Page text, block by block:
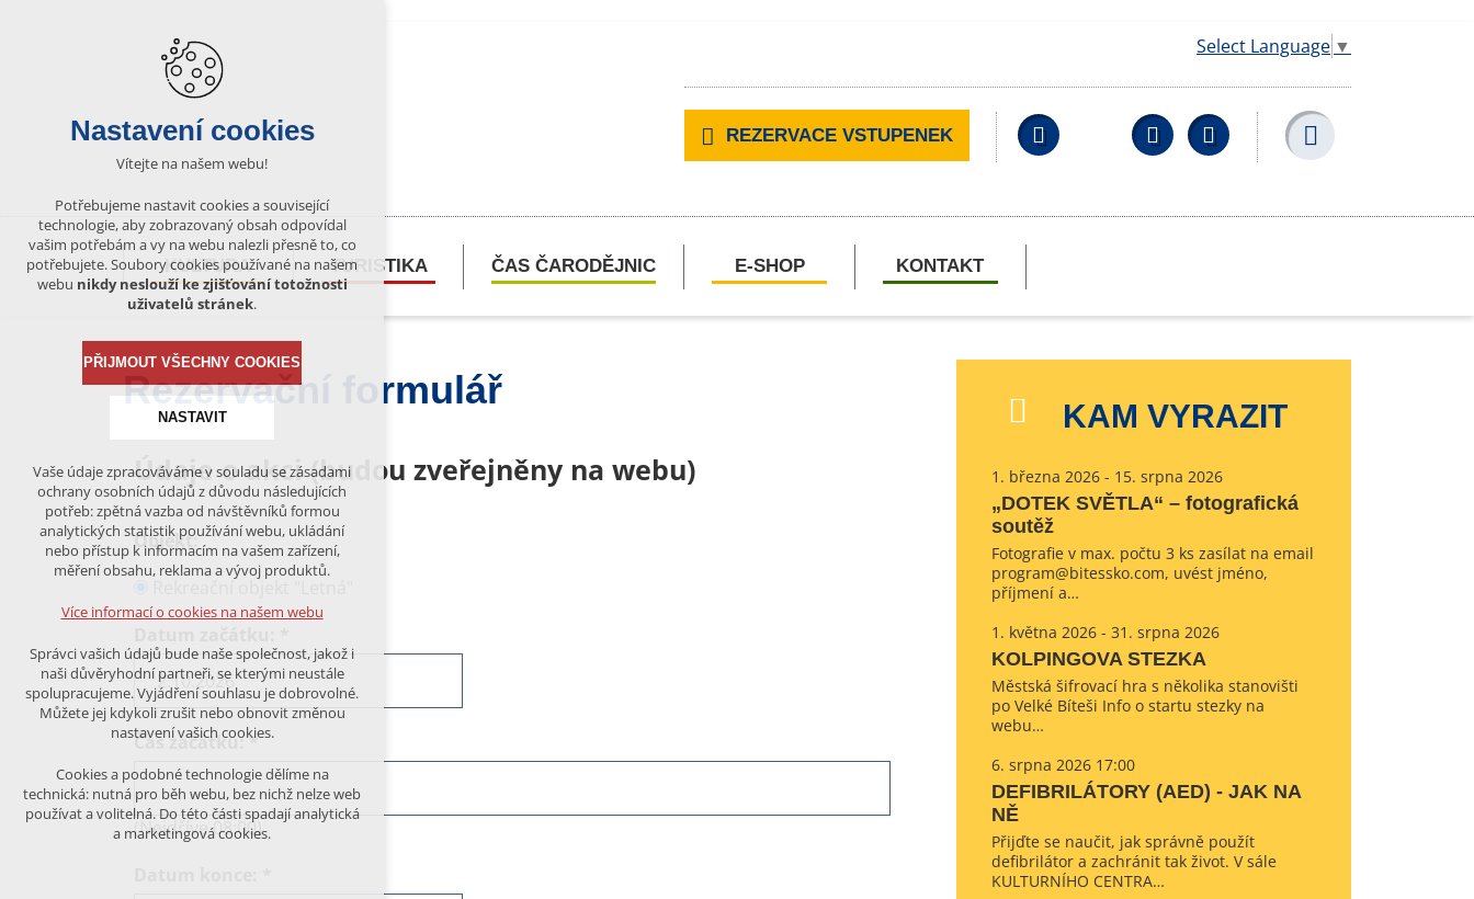
Select Language ▼
REZERVACE VSTUPENEK Facebook YouTubeWikipedia
KULTURA TURISTIKA ČAS ČARODĚJNIC E-SHOP KONTAKT
Rezervační formulář
Údaje o akci (budou zveřejněny na webu)
Objekt:
Čas začátku:*
(Nejdříve 08:00)
KAM VYRAZIT
1. března 2026 - 15. srpna 2026
„DOTEK SVĚTLA“ – fotografická
soutěž
Fotografie v max. počtu 3 ks zasílat na email
program@bitessko.com, uvést jméno,
příjmení a…
1. května 2026 - 31. srpna 2026
KOLPINGOVA STEZKA
Městská šifrovací hra s několika stanovišti
po Velké Bíteši Info o startu stezky na
webu…
6. srpna 2026 17:00
DEFIBRILÁTORY (AED) - JAK NA
NĚ
Přijďte se naučit, jak správně použít
defibrilátor a zachránit tak život. V sále
KULTURNÍHO CENTRA…
Nastavení cookies
Vítejte na našem webu!
Potřebujeme nastavit cookies a související
technologie, aby zobrazovaný obsah odpovídal
vašim potřebám a vy na webu nalezli přesně to, co
potřebujete. Soubory cookies používané na našem
webu nikdy neslouží ke zjišťování totožnosti
uživatelů stránek.
PŘIJMOUT VŠECHNY COOKIES
NASTAVIT
Technická cookies
nutná pro provozování webu
udržení kontextu stránek (session):
případná přihlášení, volby jazyka, apod.
analytická pro anonymizované
vyhodnocení návštěvnosti
marketingová cookies (Google)
Více informací o cookies na našem webu
ODMÍTNOUT VŠE
Vaše údaje zpracováváme v souladu se zásadami
ochrany osobních údajů z důvodu následujících
potřeb: zpětná vazba od návštěvníků formou
analytických statistik používání webu, ukládání
nebo přístup k informacím na vašem zařízení,
měření obsahu, reklama a vývoj produktů.
Více informací o cookies na našem webu
Správci vašich údajů bude naše společnost, jakož i
naši důvěryhodní partneři, se kterými neustále
spolupracujeme. Vyjádření souhlasu je dobrovolné.
Můžete jej kdykoli zrušit nebo obnovit změnou
nastavení vašich cookies.
Cookies a podobné technologie dělíme na
technická: nutná pro běh webu, bez nichž nelze web
používat a volitelná. Do této části spadají analytická
a marketingová cookies.